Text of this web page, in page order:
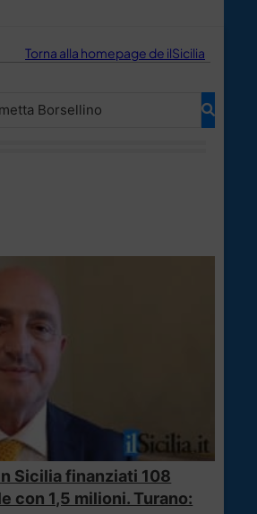
Torna alla homepage de ilSicilia
Sicilia finanziati 108
con 1,5 milioni. Turano: